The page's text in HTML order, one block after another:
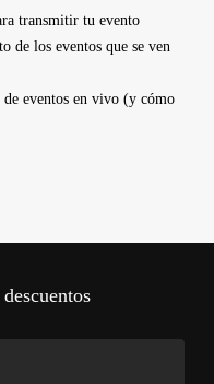
transmitir tu evento
de los eventos que se ven
eventos en vivo (y cómo